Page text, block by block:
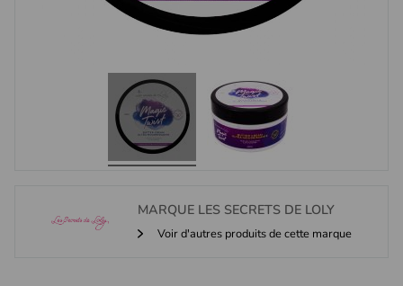
MARQUE LES SECRETS DE LOLY
Voir d'autres produits de cette marque